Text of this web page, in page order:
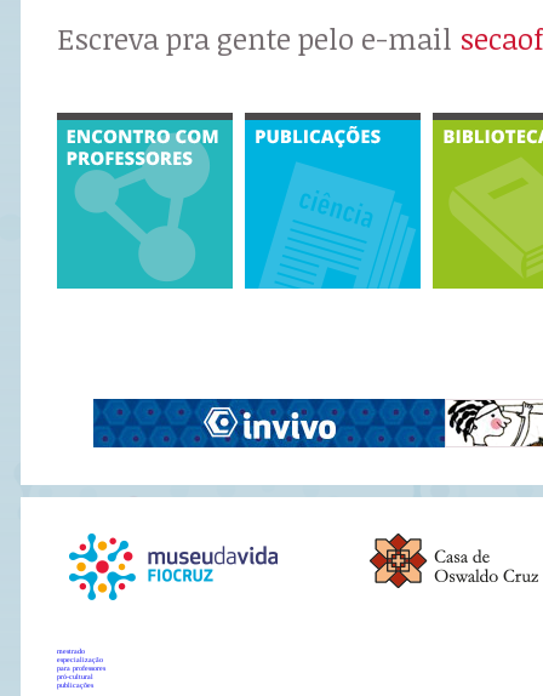
Escreva pra gente pelo e-mail
mestrado
especialização
para professores
pró-cultural
publicações